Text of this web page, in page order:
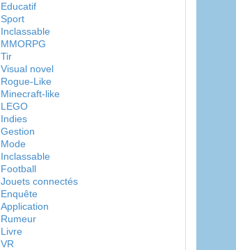
Educatif
Sport
Inclassable
MMORPG
Tir
Visual novel
Rogue-Like
Minecraft-like
LEGO
Indies
Gestion
Mode
Inclassable
Football
Jouets connectés
Enquête
Application
Rumeur
Livre
VR